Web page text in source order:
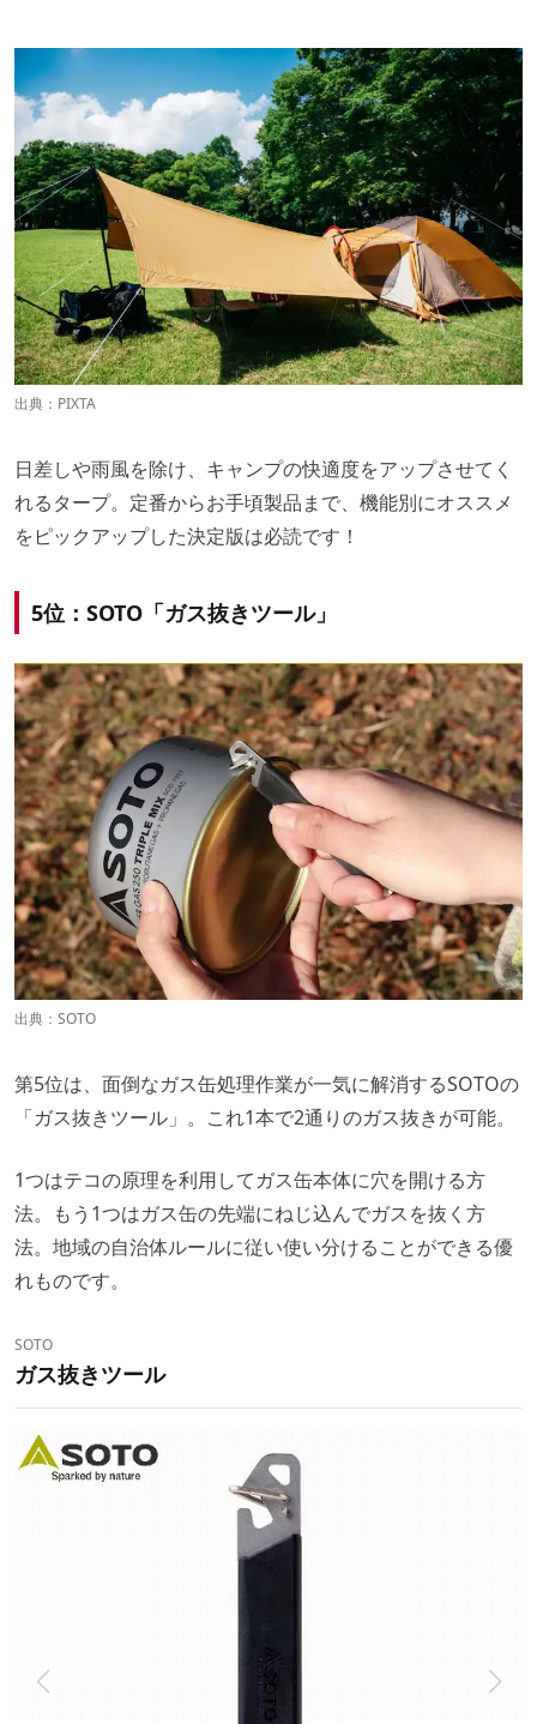
出典： PIXTA
日差しや雨風を除け、キャンプの快適度をアップさせてく
れるタープ。定番からお手頃製品まで、機能別にオススメ
をピックアップした決定版は必読です！
5位：SOTO「ガス抜きツール」
出典： SOTO
第5位は、面倒なガス缶処理作業が一気に解消するSOTOの
「ガス抜きツール」。これ1本で2通りのガス抜きが可能。
1つはテコの原理を利用してガス缶本体に穴を開ける方
法。もう1つはガス缶の先端にねじ込んでガスを抜く方
法。地域の自治体ルールに従い使い分けることができる優
れものです。
SOTO
ガス抜きツール